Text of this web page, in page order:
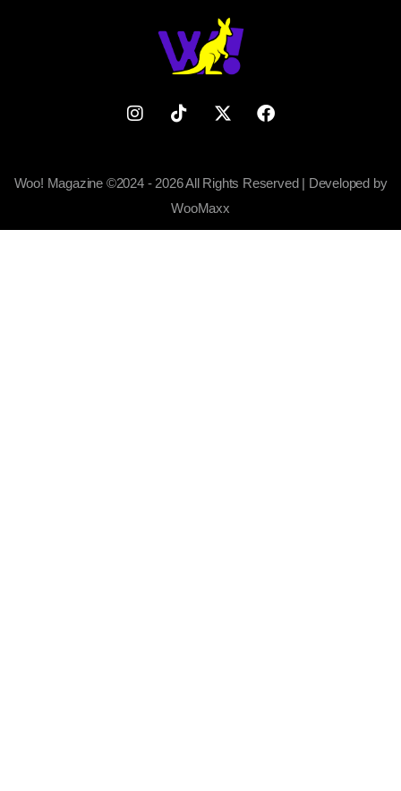
Woo! Magazine ©2024 - 2026 All Rights Reserved | Developed by
WooMaxx